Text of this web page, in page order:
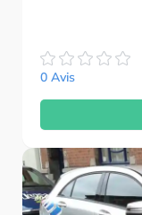
0 Avis